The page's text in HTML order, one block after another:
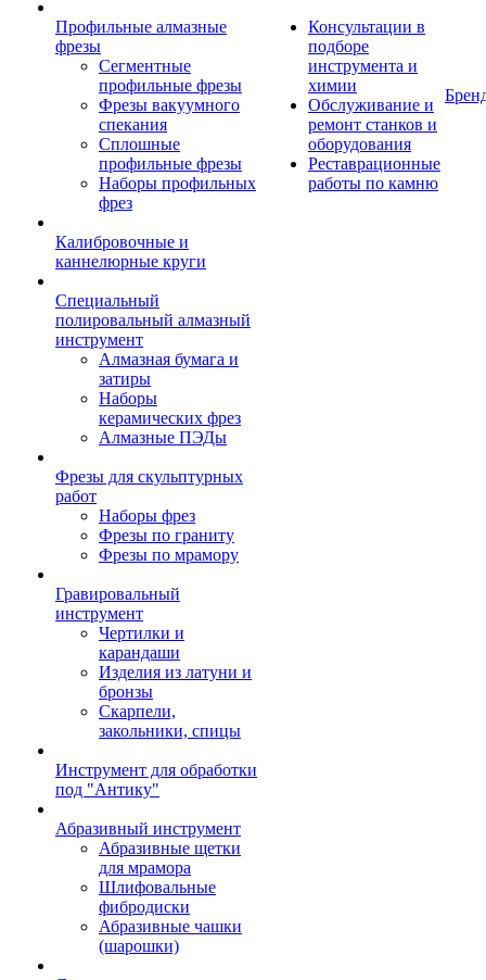
Профильные алмазные
фрезы
Сегментные
профильные фрезы
Фрезы вакуумного
спекания
Сплошные
профильные фрезы
Наборы профильных
фрез
Калибровочные и
каннелюрные круги
Специальный
полировальный алмазный
инструмент
Алмазная бумага и
затиры
Наборы
керамических фрез
Алмазные ПЭДы
Фрезы для скульптурных
работ
Наборы фрез
Фрезы по граниту
Фрезы по мрамору
Гравировальный
инструмент
Чертилки и
карандаши
Изделия из латуни и
бронзы
Скарпели,
закольники, спицы
Инструмент для обработки
под "Антику"
Абразивный инструмент
Абразивные щетки
для мрамора
Шлифовальные
фибродиски
Абразивные чашки
(шарошки)
Консультации в
подборе
инструмента и
химии
Обслуживание и
ремонт станков и
оборудования
Реставрационные
работы по камню